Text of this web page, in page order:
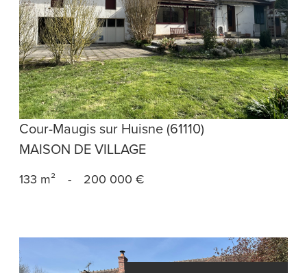
voir le bien
Cour-Maugis sur Huisne (61110)
MAISON DE VILLAGE
133 m² - 200 000 €